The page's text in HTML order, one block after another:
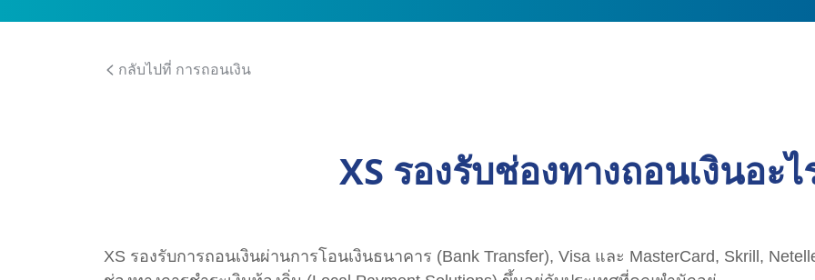
กลับไปที่ การถอนเงิน
XS รองรับช่องทางถอนเงินอะไ
XS รองรับการถอนเงินผ่านการโอนเงินธนาคาร (Bank Transfer), Visa และ MasterCard, Skrill,